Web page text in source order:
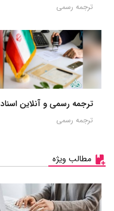
ترجمه رسمی
ترجمه رسمی و آنلاین اسناد
ترجمه رسمی
مطالب ویژه